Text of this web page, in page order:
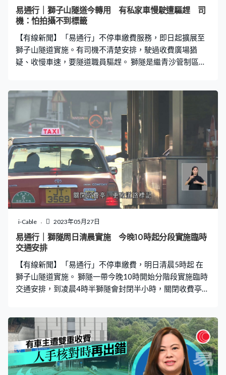
巴士專線行走，亦試過有抄牌情況，所以他們很少在巴士
專線之前切入來。如果知道巴士專線之後都切入來，而我
收費亭前減至時速25公里，相信突然有車切入
易通行｜獅子山隧道今轉用 有私家車慢駛遭驅趕 司
機：怕拍攝不到標籤
【有線新聞】「易通行」不停車繳費服務，即日起擴展至
獅子山隧道實施。有司機不清楚安排，駛過收費廣場猶
疑、收慢車速，要隧道職員驅趕。 獅隧是繼青沙管制區和
減至三條，交通大致暢順。有私家車似乎未熟習，仍然在
收費亭慢車，隧道公司職員隨即驅趕，這輛都一樣有點猶
豫。車主馮先生：「全部車輛都行得慢，沒有樽頸位，只
有三條線便三條線行吧，只不過大家一起放慢才慢駛
了。」 教車師傅莫先生：「我們心理壓力大，因為我們行
車快，怕拍攝不到標籤，所以收油，想慢慢拍攝到我的標
籤。」放心吧，車輛貼是透過無線感應，偵測系統亦都不
是設於收費亭。出九龍的易通行偵測器設在入隧道前的龍
門架，往沙田方向的偵測器就在過隧道後的龍門架。要留
意的是，最左邊慢線讓巴士上落客用，有泥頭車、私家車
行了慢線。運輸署說慢線將來才改為巴士專線，現階段其
他車輛都可以用。往九龍方向最左邊行車線，在平日上、
下午繁忙時間繼續是巴士專線，其他時段任何車都可以
亭、更改道路標記，運輸署署長羅淑佩到場視察。 下階段
「
i-Cable 2023年05月27日
易通行｜獅隧周日清晨實施 今晚10時起分段實施臨時
交通安排
【有線新聞】「易通行」不停車繳費，明日清晨5時起 在
獅子山隧道實施。 獅隧一帶今晚10時開始分階段實施臨時
交通安排，到凌晨4時半獅隧會封閉半小時，關閉收費亭、
付款。